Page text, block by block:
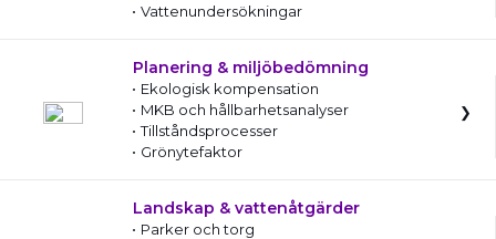
Vattenundersökningar
Planering & miljöbedömning
Ekologisk kompensation
MKB och hållbarhetsanalyser
Tillståndsprocesser
Grönytefaktor
Landskap & vattenåtgärder
Parker och torg